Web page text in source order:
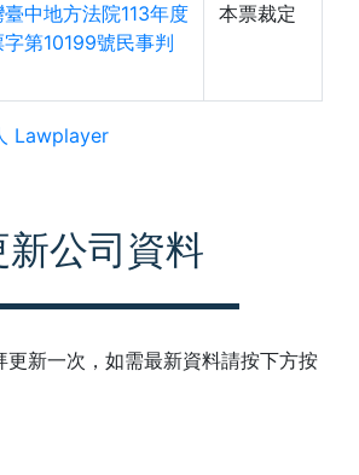
中地方法院113年度
第10199號民事判
本票裁定
Lawplayer
新公司資料
更新一次，如需最新資料請按下方按